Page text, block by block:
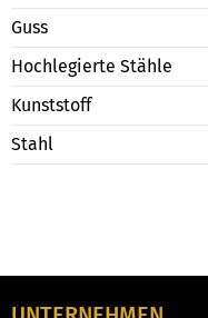
Guss
Hochlegierte Stähle
Kunststoff
Stahl